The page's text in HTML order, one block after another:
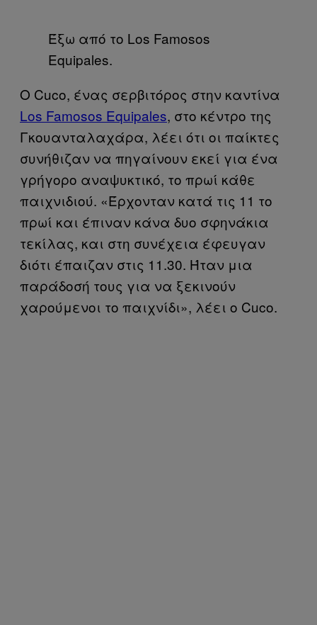
Έξω από το Los Famosos
Equipales.
Ο Cuco, ένας σερβιτόρος στην καντίνα
Los Famosos Equipales, στο κέντρο της
Γκουανταλαχάρα, λέει ότι οι παίκτες
συνήθιζαν να πηγαίνουν εκεί για ένα
γρήγορο αναψυκτικό, το πρωί κάθε
παιχνιδιού. «Έρχονταν κατά τις 11 το
πρωί και έπιναν κάνα δυο σφηνάκια
τεκίλας, και στη συνέχεια έφευγαν
διότι έπαιζαν στις 11.30. Ήταν μια
παράδοσή τους για να ξεκινούν
χαρούμενοι το παιχνίδι», λέει ο Cuco.